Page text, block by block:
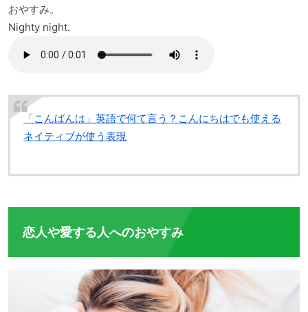
おやすみ。
Nighty night.
「こんばんは」英語で何て言う？こんにちはでも使える
ネイティブが使う表現
恋人や愛する人へのおやすみ